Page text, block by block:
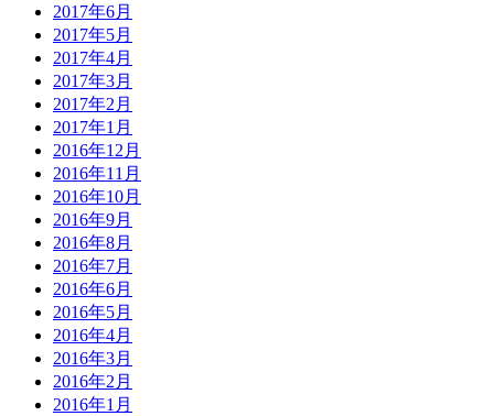
2017年6月
2017年5月
2017年4月
2017年3月
2017年2月
2017年1月
2016年12月
2016年11月
2016年10月
2016年9月
2016年8月
2016年7月
2016年6月
2016年5月
2016年4月
2016年3月
2016年2月
2016年1月